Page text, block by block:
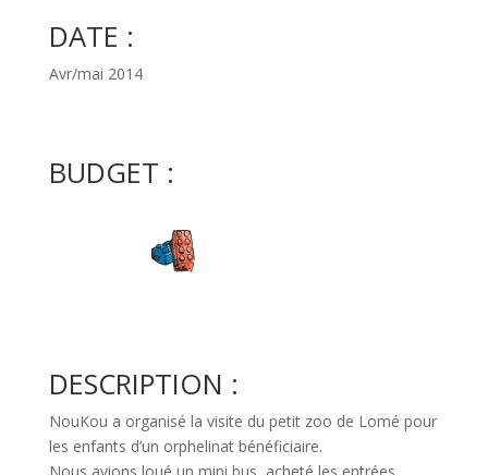
DATE :
Avr/mai 2014
BUDGET :
DESCRIPTION :
NouKou a organisé la visite du petit zoo de Lomé pour
les enfants d’un orphelinat bénéficiaire.